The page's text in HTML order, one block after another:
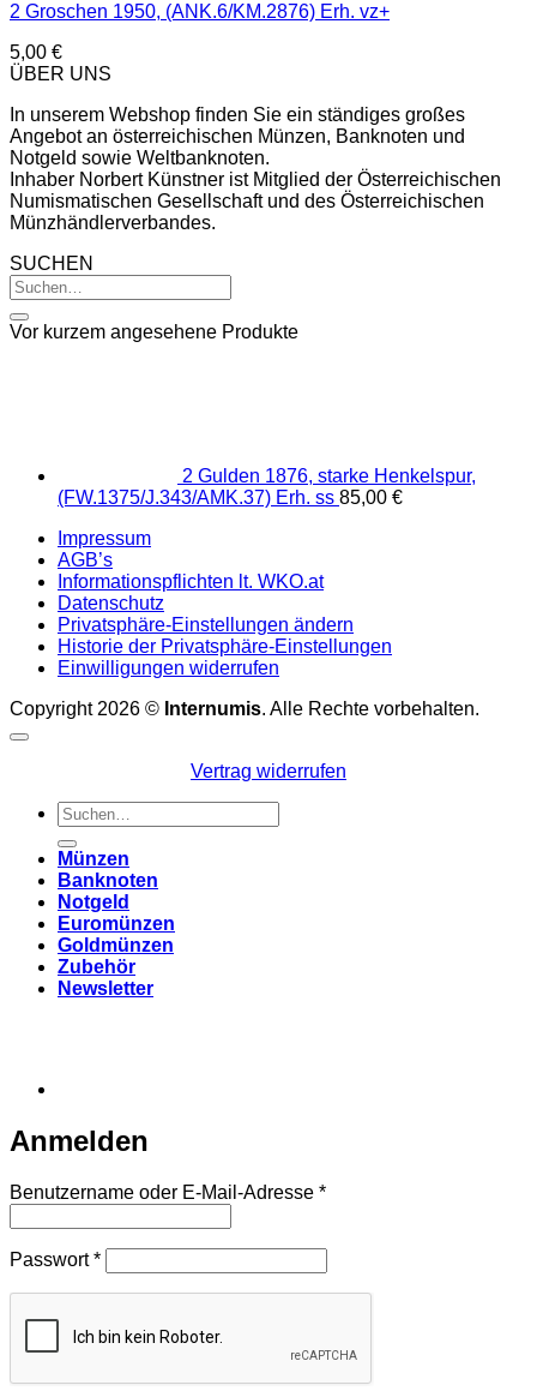
2 Groschen 1950, (ANK.6/KM.2876) Erh. vz+
5,00 €
ÜBER UNS
In unserem Webshop finden Sie ein ständiges großes
Angebot an österreichischen Münzen, Banknoten und
Notgeld sowie Weltbanknoten.
Inhaber Norbert Künstner ist Mitglied der Österreichischen
Numismatischen Gesellschaft und des Österreichischen
Münzhändlerverbandes.
SUCHEN
Vor kurzem angesehene Produkte
2 Gulden 1876, starke Henkelspur,
(FW.1375/J.343/AMK.37) Erh. ss 85,00 €
Impressum
AGB’s
Informationspflichten lt. WKO.at
Datenschutz
Privatsphäre-Einstellungen ändern
Historie der Privatsphäre-Einstellungen
Einwilligungen widerrufen
Copyright 2026 © Internumis. Alle Rechte vorbehalten.
Vertrag widerrufen
Suchen
nach:
Münzen
Banknoten
Notgeld
Euromünzen
Goldmünzen
Zubehör
Newsletter
Anmelden
Benutzername oder E-Mail-Adresse *Erforderlich
Passwort*Erforderlich